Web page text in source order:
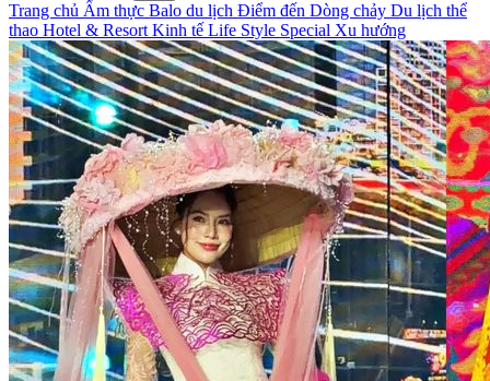
Trang chủ Ẩm thực Balo du lịch Điểm đến Dòng chảy Du lịch thể
thao Hotel & Resort Kinh tế Life Style Special Xu hướng